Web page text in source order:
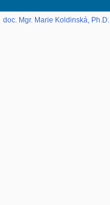
doc. Mgr. Marie Koldinská, Ph.D.